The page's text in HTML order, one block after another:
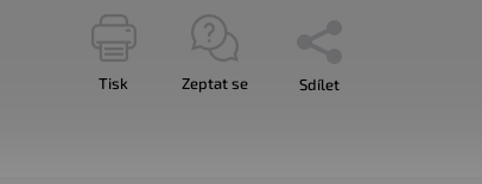
Tisk Zeptat se Sdílet